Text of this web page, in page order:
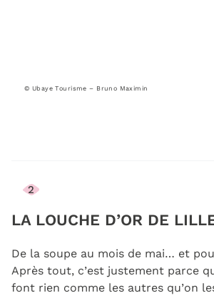
© Ubaye Tourisme – Bruno Maximin
2
LA LOUCHE D’OR DE
De la soupe au mois de mai… et
Après tout, c’est justement parce
font rien comme les autres qu’on